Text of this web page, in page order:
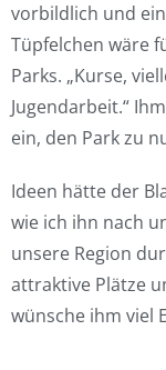
vorbildlich und
Tüpfelchen wäre
Parks. „Kurse,
Jugendarbeit.“
ein, den Park zu
Ideen hätte der
wie ich ihn nach
unsere Region
attraktive Plätze
wünsche ihm viel